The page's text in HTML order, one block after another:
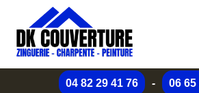
04 82 29 41 76 - 06 65